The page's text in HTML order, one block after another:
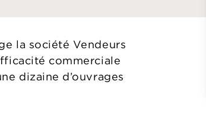
la société Vendeurs
commerciale
dizaine d’ouvrages